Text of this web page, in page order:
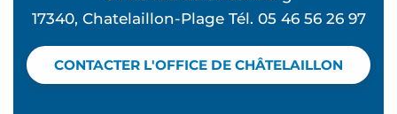
17340, Chatelaillon-Plage Tél. 05 46 56 26 97
CONTACTER L'OFFICE DE CHÂTELAILLON